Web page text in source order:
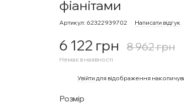
фіанітами
Артикул: 62322939702 Написати відгук
6 122 грн 8 962 грн
Немає в наявності
Увійти для відображення
Розмір